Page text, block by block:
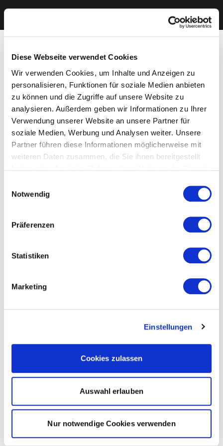
Diese Webseite verwendet Cookies
Wir verwenden Cookies, um Inhalte und Anzeigen zu
personalisieren, Funktionen für soziale Medien anbieten
zu können und die Zugriffe auf unsere Website zu
analysieren. Außerdem geben wir Informationen zu Ihrer
Verwendung unserer Website an unsere Partner für
soziale Medien, Werbung und Analysen weiter. Unsere
Partner führen diese Informationen möglicherweise mit
weiteren Daten zusammen, die Sie ihnen bereitgestellt
Cookies, wenn Sie unsere Webseite weiterhin nutzen.
Notwendig
Präferenzen
Statistiken
Marketing
Einstellungen
Cookies zulassen
Auswahl erlauben
Nur notwendige Cookies verwenden